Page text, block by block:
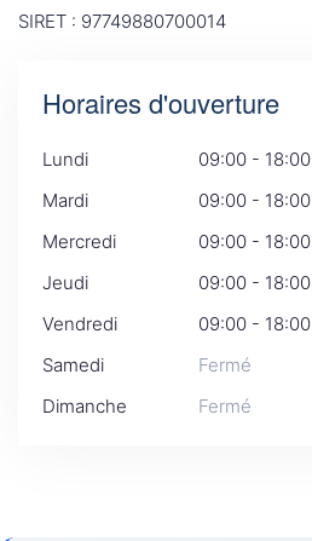
SIRET : 97749880700014
Horaires d'ouverture
Lundi
09:00 - 18:00
Mardi
09:00 - 18:00
Mercredi
09:00 - 18:00
Jeudi
09:00 - 18:00
Vendredi
09:00 - 18:00
Samedi
Fermé
Dimanche
Fermé